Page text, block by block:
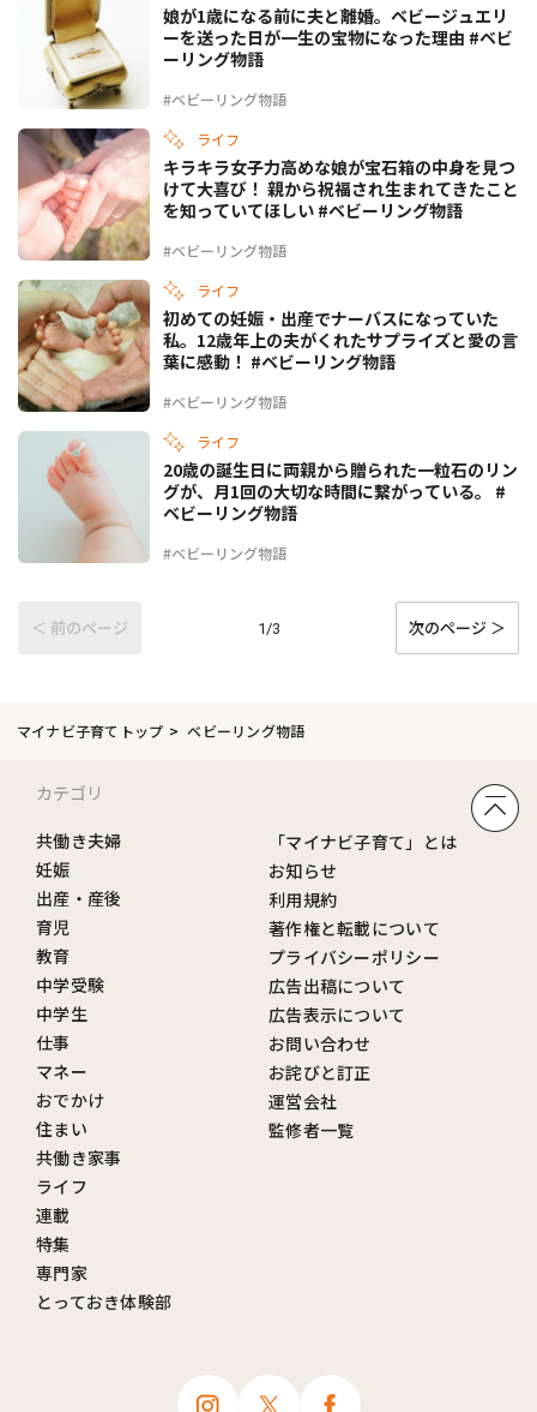
#ベビーリング物語
娘が1歳になる前に夫と離婚。ベビージュエリ
ーを送った日が一生の宝物になった理由 #ベビ
ーリング物語
ライフ
#ベビーリング物語
キラキラ女子力高めな娘が宝石箱の中身を見つ
けて大喜び！ 親から祝福され生まれてきたこと
を知っていてほしい #ベビーリング物語
ライフ
#ベビーリング物語
初めての妊娠・出産でナーバスになっていた
私。12歳年上の夫がくれたサプライズと愛の言
葉に感動！ #ベビーリング物語
ライフ
#ベビーリング物語
20歳の誕生日に両親から贈られた一粒石のリン
グが、月1回の大切な時間に繋がっている。 #
ベビーリング物語
＜ 前のページ 1/3 次のページ ＞
マイナビ子育てトップ ベビーリング物語
カテゴリ
共働き夫婦
妊娠
出産・産後
育児
教育
中学受験
中学生
仕事
マネー
おでかけ
住まい
共働き家事
ライフ
連載
特集
専門家
とっておき体験部
「マイナビ子育て」とは
お知らせ
利用規約
著作権と転載について
プライバシーポリシー
広告出稿について
広告表示について
お問い合わせ
お詫びと訂正
運営会社
監修者一覧